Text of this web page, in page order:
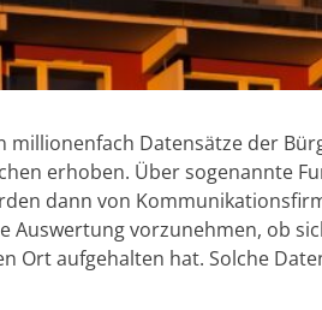
millionenfach Datensätze der
erhoben. Über sogenannte
dann von
Auswertung vorzunehmen, ob
Ort aufgehalten hat. Solche